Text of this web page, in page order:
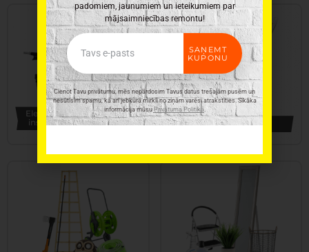
Elektroinstrumenti, rokas
instrumenti un furnitūra
Virtuves piederumi
padomiem, jaunumiem un ieteikumiem par
mājsaimniecības remontu!
Email
SAŅEMT
KUPONU
Cienot Tavu privātumu, mēs nepārdosim Tavus datus trešajām pusēm un
nesūtīsim spamu, kā arī jebkurā mirklī no ziņām varēsi atrakstīties. Sīkāka
informācija mūsuPrivātuma Politikā.